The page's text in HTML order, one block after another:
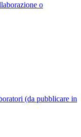
o
(da pubblicare in